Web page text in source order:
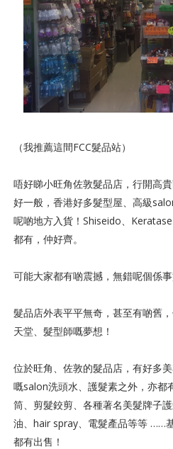
（我推薦這間FCC髮品站）
唔好睇小旺角佐敦髮品店，行開高
好一般，香港好多髮型屋、高級
呢啲地方入貨！ Shiseido、
都有，仲好齊。
可能大家都有啲震撼，無錯呢個係
髮品店外表平平無奇，甚至有啲舊
天堂、髮型師嘅夢想！
位於旺角、佐敦的髮品店，有好多
嘅salon洗頭水、護髮素之外，亦都
筒、剪髮鉸剪、各種著名美髮牌子
油、hair spray、電髮產品等等 ……
都有出售！